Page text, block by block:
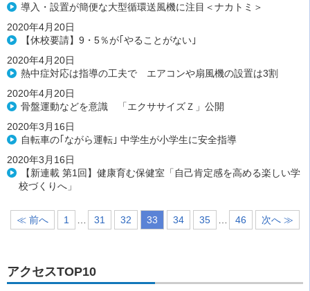
導入・設置が簡便な大型循環送風機に注目＜ナカトミ＞
2020年4月20日
【休校要請】9・5％が｢やることがない｣
2020年4月20日
熱中症対応は指導の工夫で エアコンや扇風機の設置は3割
2020年4月20日
骨盤運動などを意識 「エクササイズＺ」公開
2020年3月16日
自転車の｢ながら運転｣ 中学生が小学生に安全指導
2020年3月16日
【新連載 第1回】健康育む保健室「自己肯定感を高める楽しい学
校づくりへ」
≪ 前へ 1 31 32 33 34 35 46 次へ ≫
アクセスTOP10